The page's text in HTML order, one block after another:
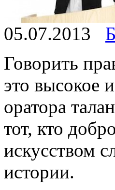
05.07.2013
Говорить
это высокое
оратора
тот, кто
искусством
истории.